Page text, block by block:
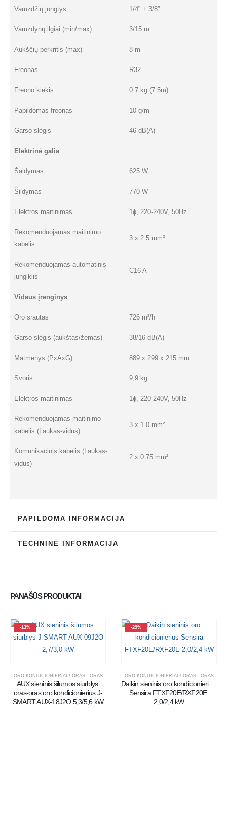
Vamzdžių jungtys 1/4” + 3/8”
Vamzdynų ilgiai (min/max) 3/15 m
Aukščių perkritis (max) 8 m
Freonas R32
Freono kiekis 0.7 kg (7.5m)
Papildomas freonas 10 g/m
Garso slėgis 46 dB(A)
Elektrinė galia
Šaldymas 625 W
Šildymas 770 W
Elektros maitinimas 1ɸ, 220-240V, 50Hz
Rekomenduojamas maitinimo
kabelis
3 x 2.5 mm²
Rekomenduojamas automatinis
jungiklis
C16 A
Vidaus įrenginys
Oro srautas 726 m³/h
Garso slėgis (aukštas/žemas) 38/16 dB(A)
Matmenys (PxAxG) 889 x 299 x 215 mm
Svoris 9,9 kg
Elektros maitinimas 1ɸ, 220-240V, 50Hz
Rekomenduojamas maitinimo
kabelis (Laukas-vidus)
3 x 1.0 mm²
Komunikacinis kabelis (Laukas-
vidus)
2 x 0.75 mm²
PAPILDOMA INFORMACIJA
TECHNINĖ INFORMACIJA
PANAŠŪS PRODUKTAI
-13%
ORO KONDICIONIERIAI / ORAS - ORAS
AUX sieninis šilumos siurblys
oras-oras oro kondicionierius J-
SMART AUX-18J2O 5,3/5,6 kW
-29%
ORO KONDICIONIERIAI / ORAS - ORAS
Daikin sieninis oro kondicionierius
Sensira FTXF20E/RXF20E
2,0/2,4 kW